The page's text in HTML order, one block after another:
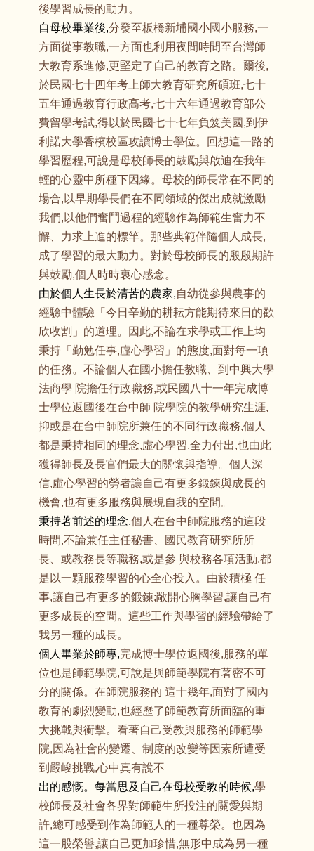
後學習成長的動力。
自母校畢業後,分發至板橋新埔國小國小服務,一
方面從事教職,一方面也利用夜間時間至台灣師
大教育系進修,更堅定了自己的教育之路。爾後,
於民國七十四年考上師大教育研究所碩班,七十
五年通過教育行政高考,七十六年通過教育部公
費留學考試,得以於民國七十七年負笈美國,到伊
利諾大學香檳校區攻讀博士學位。回想這一路的
學習歷程,可說是母校師長的鼓勵與啟迪在我年
輕的心靈中所種下因緣。母校的師長常在不同的
場合,以早期學長們在不同領域的傑出成就激勵
我們,以他們奮鬥過程的經驗作為師範生奮力不
懈、力求上進的標竿。那些典範伴隨個人成長,
成了學習的最大動力。對於母校師長的殷殷期許
與鼓勵,個人時時衷心感念。
由於個人生長於清苦的農家,自幼從參與農事的
經驗中體驗「今日辛勤的耕耘方能期待來日的歡
欣收割」的道理。因此,不論在求學或工作上均
秉持「勤勉任事,虛心學習」的態度,面對每一項
的任務。不論個人在國小擔任教職、到中興大學
法商學 院擔任行政職務,或民國八十一年完成博
士學位返國後在台中師 院學院的教學研究生涯,
抑或是在台中師院所兼任的不同行政職務,個人
都是秉持相同的理念,虛心學習,全力付出,也由此
獲得師長及長官們最大的關懷與指導。個人深
信,虛心學習的勞者讓自己有更多鍛鍊與成長的
機會,也有更多服務與展現自我的空間。
秉持著前述的理念,個人在台中師院服務的這段
時間,不論兼任主任秘書、國民教育研究所所
長、或教務長等職務,或是參 與校務各項活動,都
是以一顆服務學習的心全心投入。由於積極 任
事,讓自己有更多的鍛鍊;敞開心胸學習,讓自己有
更多成長的空間。這些工作與學習的經驗帶給了
我另一種的成長。
個人畢業於師專,完成博士學位返國後,服務的單
位也是師範學院,可說是與師範學院有著密不可
分的關係。在師院服務的 這十幾年,面對了國內
教育的劇烈變動,也經歷了師範教育所面臨的重
大挑戰與衝擊。看著自己受教與服務的師範學
院,因為社會的變遷、制度的改變等因素所遭受
到嚴峻挑戰,心中真有說不
出的感慨。每當思及自己在母校受教的時候,學
校師長及社會各界對師範生所投注的關愛與期
許,總可感受到作為師範人的一種尊榮。也因為
這一股榮譽,讓自己更加珍惜,無形中成為另一種